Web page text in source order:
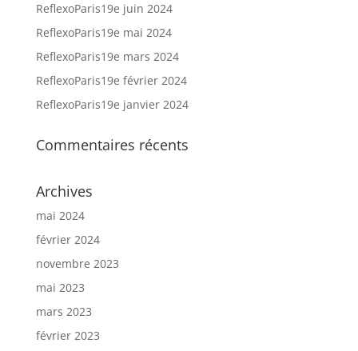
ReflexoParis19e juin 2024
ReflexoParis19e mai 2024
ReflexoParis19e mars 2024
ReflexoParis19e février 2024
ReflexoParis19e janvier 2024
Commentaires récents
Archives
mai 2024
février 2024
novembre 2023
mai 2023
mars 2023
février 2023